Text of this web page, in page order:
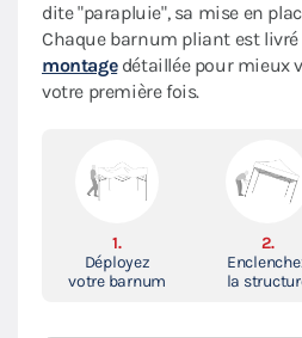
dite "parapluie", sa mise en
Chaque barnum pliant est livré
montagedétaillée pour mieux
votre première fois.
1.
Déployez
votre barnum
2.
la